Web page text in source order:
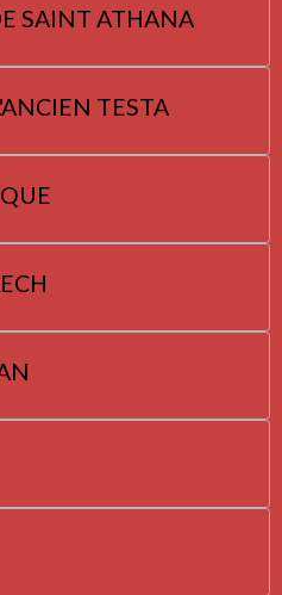
SAINT ATHANA
TESTA